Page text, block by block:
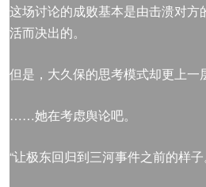
这场讨论的成败基本是由击溃对方
活而决出的。
但是，大久保的思考模式却更上一
……她在考虑舆论吧。
“让极东回归到三河事件之前的样子